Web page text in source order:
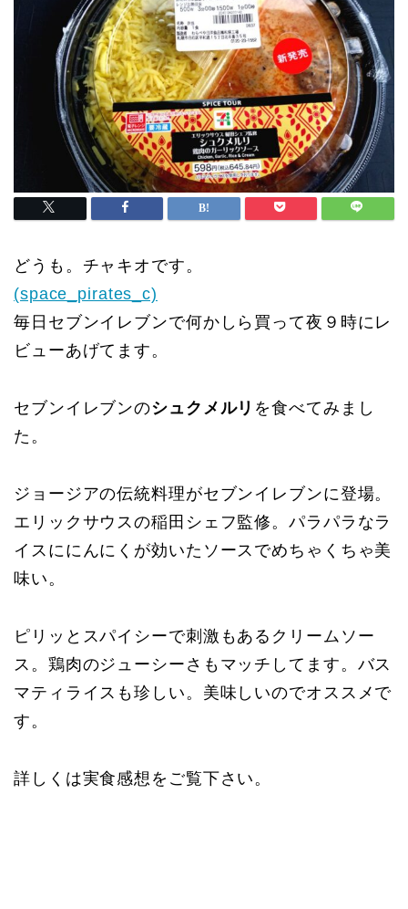
どうも。チャキオです。
(space_pirates_c)
毎日セブンイレブンで何かしら買って夜９時にレ
ビューあげてます。
セブンイレブンのシュクメルリ を食べてみまし
た。
ジョージアの伝統料理がセブンイレブンに登場。
エリックサウスの稲田シェフ監修。パラパラなラ
イスににんにくが効いたソースでめちゃくちゃ美
味い。
ピリッとスパイシーで刺激もあるクリームソー
ス。鶏肉のジューシーさもマッチしてます。バス
マティライスも珍しい。美味しいのでオススメで
す。
詳しくは実食感想をご覧下さい。